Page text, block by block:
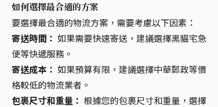
如何選擇最合適的方案
要選擇最合適的物流方案，需要考慮以下因素：
寄送時間： 如果需要快速寄送，建議選擇黑貓宅急
便等快遞服務。
寄送成本： 如果預算有限，建議選擇中華郵政等價
格較低的物流業者。
包裹尺寸和重量： 根據您的包裹尺寸和重量，選擇